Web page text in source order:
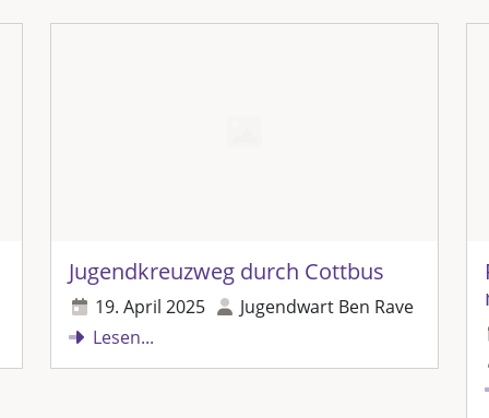
Jugendkreuzweg durch Cottbus
19. April 2025
Jugendwart Ben Rave
Lesen...